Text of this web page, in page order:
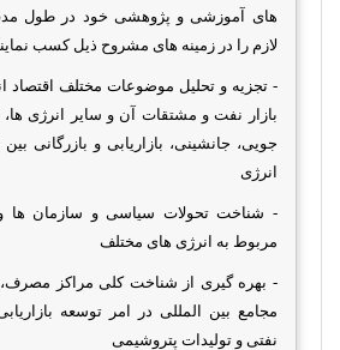
های آموزشی و پژوهشی خود در طول
لازم را در زمینه های مشروح ذیل کسب
- تجزیه و تحلیل موضوعات مختلف اقتصاد
بازار نفت و مشتقات آن و سایر انرژی
جویی، جانشینی، بازاریابی و بازرگانی
انرژی
- شناخت تحولات سیاسی و سازمان ها و
مربوط به انرژی های مختلف
- بهره گیری از شناخت کلی مراکز
مجامع بین المللی در امر توسعه
نفتی و تولیدات پتروشیمی